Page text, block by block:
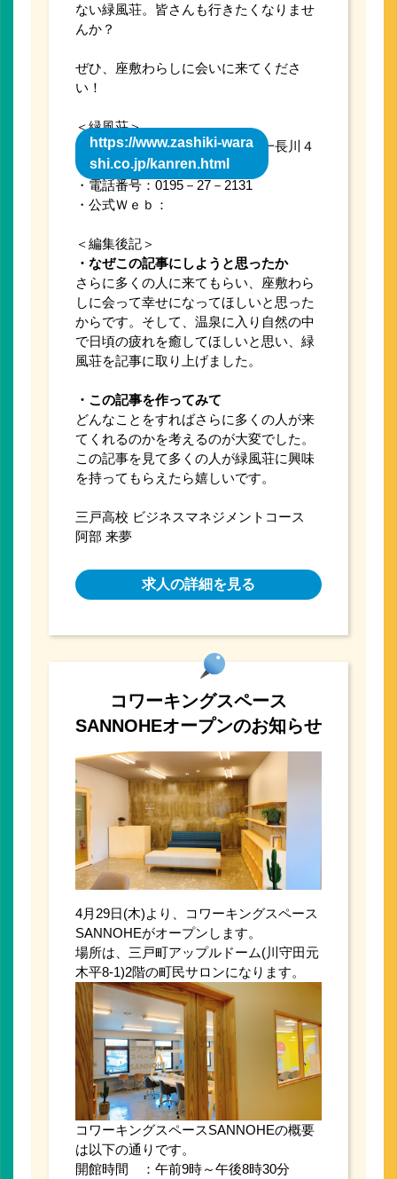
ない緑風荘。皆さんも行きたくなりませ
んか？
ぜひ、座敷わらしに会いに来てくださ
い！
＜緑風荘＞
・住 所：岩手県二戸市金田一長川４
１番地
・電話番号：0195－27－2131
・公式Ｗｅｂ：
https://www.zashiki-wara
shi.co.jp/kanren.html
＜編集後記＞
・なぜこの記事にしようと思ったか
さらに多くの人に来てもらい、座敷わら
しに会って幸せになってほしいと思った
からです。そして、温泉に入り自然の中
で日頃の疲れを癒してほしいと思い、緑
風荘を記事に取り上げました。
・この記事を作ってみて
どんなことをすればさらに多くの人が来
てくれるのかを考えるのが大変でした。
この記事を見て多くの人が緑風荘に興味
を持ってもらえたら嬉しいです。
三戸高校 ビジネスマネジメントコース
阿部 来夢
求人の詳細を見る
コワーキングスペース
SANNOHEオープンのお知らせ
4月29日(木)より、コワーキングスペース
SANNOHEがオープンします。
場所は、三戸町アップルドーム(川守田元
木平8-1)2階の町民サロンになります。
コワーキングスペースSANNOHEの概要
は以下の通りです。
開館時間 ：午前9時～午後8時30分